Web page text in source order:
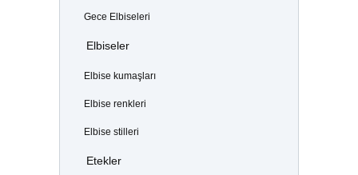
Gece Elbiseleri
Elbiseler
Elbise kumaşları
Elbise renkleri
Elbise stilleri
Etekler